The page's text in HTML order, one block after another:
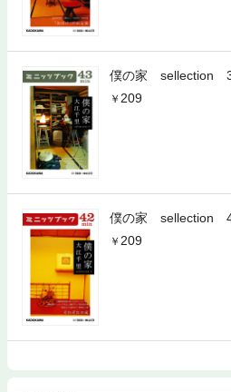
僕の家 sellection 3
209
僕の家 sellection 4
209